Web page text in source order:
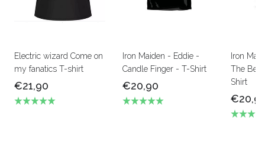
Electric wizard Come on
my fanatics T-shirt
€21,90
Iron Maiden - Eddie -
Candle Finger - T-Shirt
€20,90
Iron
The
Shirt